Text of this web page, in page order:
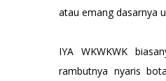
atau emang dasarnya
IYA WKWKWK
rambutnya nyaris